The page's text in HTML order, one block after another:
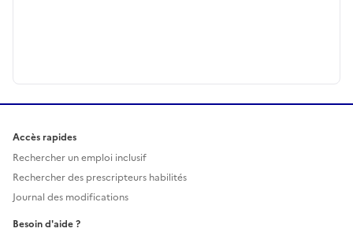
Accès rapides
Rechercher un emploi inclusif
Rechercher des prescripteurs habilités
Journal des modifications
Besoin d'aide ?